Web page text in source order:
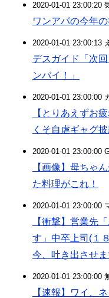
2020-01-01 23:00:20
ワンアパの今年
2020-01-01 23:00:13
デスガイド「次
ンバイ！」
2020-01-01 23:00:00
【とりあえずお
くそ自虐ギャグ
2020-01-01 23:00:00
【画像】母ちゃ
た料理がこれ！
2020-01-01 23:00:00
【衝撃】営業先
す」中卒上司(１
今、吐き出させ
2020-01-01 23:00:00
【速報】ワイ、